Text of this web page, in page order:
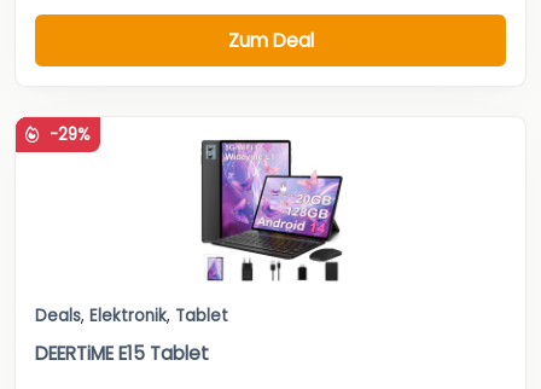
Zum Deal
-29%
Deals, Elektronik, Tablet
DEERTiME E15 Tablet